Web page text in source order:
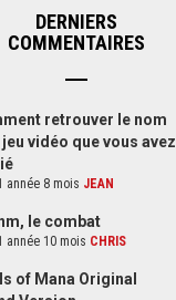
DERNIERS
COMMENTAIRES
retrouver le nom
vidéo que vous avez
année 8 mois JEAN
le combat
année 10 mois CHRIS
of Mana Original